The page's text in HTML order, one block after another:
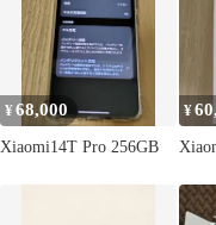
¥68,000
Xiaomi14T Pro 256GB
¥